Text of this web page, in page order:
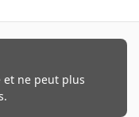
et ne peut plus